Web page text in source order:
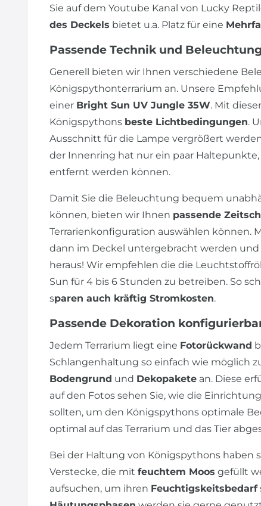
Sie auf dem Youtube Kanal von Lucky
des Deckels bietet u.a. Platz für eine
Passende Technik und Beleuchtung
Generell bieten wir Ihnen verschiedene
Königspythonterrarium an. Unsere
einer Bright Sun UV Jungle 35W. Mit dieser
Königspythons beste Lichtbedingungen.
Ausschnitt für die Lampe vergrößert
der Innenring hat nur ein paar
entfernt werden können.
Damit Sie die Beleuchtung bequem
können, bieten wir Ihnen passende
Terrarienkonfiguration auswählen können.
dann im Deckel untergebracht werden und
heraus! Wir empfehlen die die
Sun für 4 bis 6 Stunden zu betreiben. So
sparen auch kräftig Stromkosten.
Passende Dekoration
Jedem Terrarium liegt eine Fotorückwand
Schlangenhaltung so einfach wie möglich
Bodengrund und Dekopakete an. Diese
auf den Fotos sehen Sie, wie die
sollten, um den Königspythons optimale
optimal auf das Terrarium und das Tier
Bei der Haltung von Königspythons haben
Verstecke, die mit feuchtem Moos gefüllt
aufsuchen, um ihren Feuchtigskeitsbedarf